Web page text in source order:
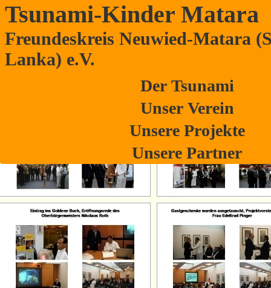
Tsunami-Kinder Matara
Freundeskreis Neuwied-Matara
Lanka) e.V.
Der Tsunami
Unser Verein
Unsere Projekte
Unsere Partner
Sri Lanka’s Innenminister zu Gast